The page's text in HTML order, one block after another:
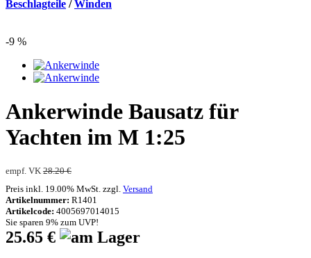
Beschlagteile /Winden
-9 %
Ankerwinde Bausatz für
Yachten im M 1:25
empf. VK 28.20 €
Preis inkl. 19.00% MwSt. zzgl. Versand
Artikelnummer: R1401
Artikelcode: 4005697014015
Sie sparen 9% zum UVP!
25.65 €